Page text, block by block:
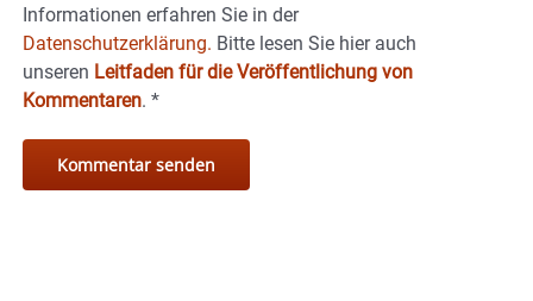
Informationen erfahren Sie in der
Datenschutzerklärung. Bitte lesen Sie hier auch
unseren Leitfaden für die Veröffentlichung von
Kommentaren. *